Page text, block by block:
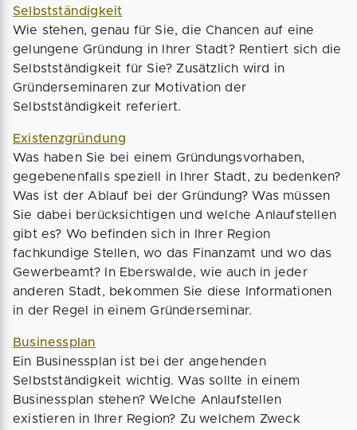
Selbstständigkeit
Wie stehen, genau für Sie, die Chancen auf eine
gelungene Gründung in Ihrer Stadt? Rentiert sich die
Selbstständigkeit für Sie? Zusätzlich wird in
Gründerseminaren zur Motivation der
Selbstständigkeit referiert.
Existenzgründung
Was haben Sie bei einem Gründungsvorhaben,
gegebenenfalls speziell in Ihrer Stadt, zu bedenken?
Was ist der Ablauf bei der Gründung? Was müssen
Sie dabei berücksichtigen und welche Anlaufstellen
gibt es? Wo befinden sich in Ihrer Region
fachkundige Stellen, wo das Finanzamt und wo das
Gewerbeamt? In Eberswalde, wie auch in jeder
anderen Stadt, bekommen Sie diese Informationen
in der Regel in einem Gründerseminar.
Businessplan
Ein Businessplan ist bei der angehenden
Selbstständigkeit wichtig. Was sollte in einem
Businessplan stehen? Welche Anlaufstellen
existieren in Ihrer Region? Zu welchem Zweck